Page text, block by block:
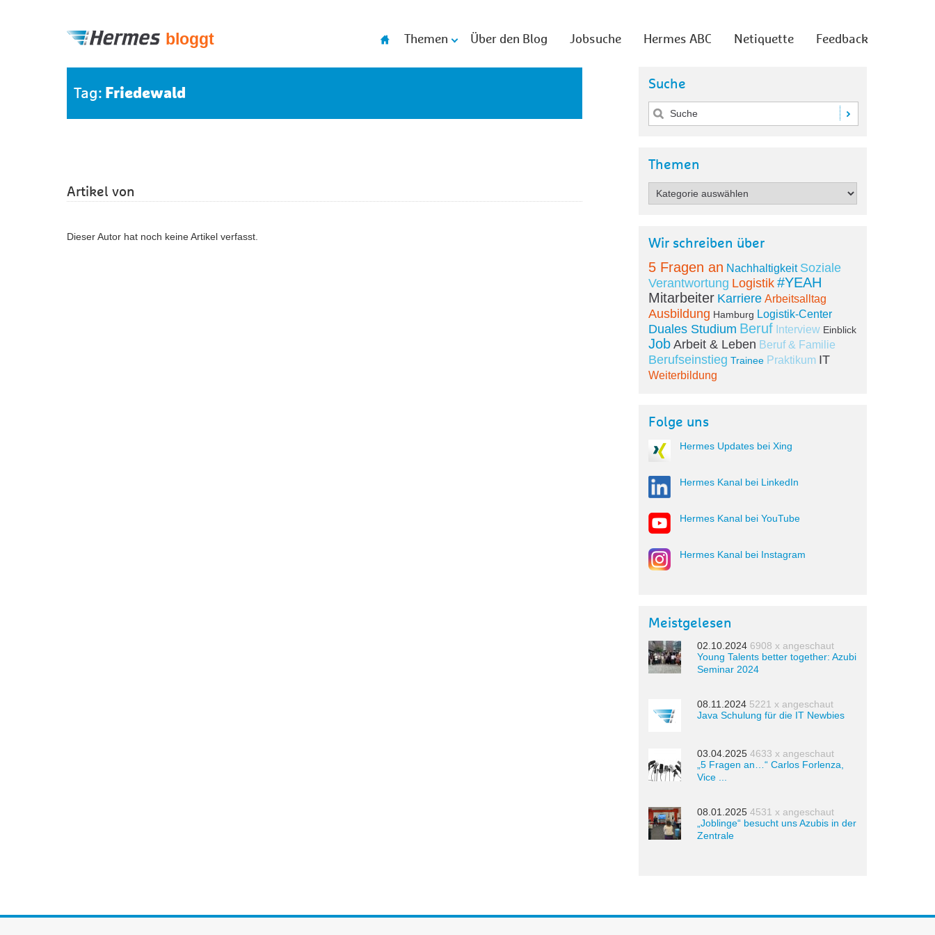
bloggt Themen Über den Blog Jobsuche Hermes ABC Netiquette Feedback
Tag: Friedewald
Artikel von
Dieser Autor hat noch keine Artikel verfasst.
Suche
Themen
Wir schreiben über
5 Fragen an Nachhaltigkeit Soziale
Verantwortung Logistik #YEAH
Mitarbeiter Karriere Arbeitsalltag
Ausbildung Hamburg Logistik-Center
Duales Studium Beruf Interview Einblick
Job Arbeit & Leben Beruf & Familie
Berufseinstieg Trainee Praktikum IT
Weiterbildung
Folge uns
Hermes Updates bei Xing
Hermes Kanal bei LinkedIn
Hermes Kanal bei YouTube
Hermes Kanal bei Instagram
Meistgelesen
02.10.2024 6908 x angeschaut
Young Talents better together: Azubi
Seminar 2024
08.11.2024 5221 x angeschaut
Java Schulung für die IT Newbies
03.04.2025 4633 x angeschaut
„5 Fragen an…“ Carlos Forlenza,
Vice ...
08.01.2025 4531 x angeschaut
„Joblinge“ besucht uns Azubis in der
Zentrale